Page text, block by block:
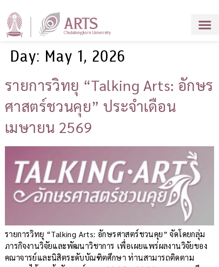
Day: May 1, 2026
รายการวิทยุ “Talking Arts: อักษร
ศาสตร์ชวนคุย” ประจำเดือน
เมษายน 2569
รายการวิทยุ “Talking Arts: อักษรศาสตร์ชวนคุย” จัดโดยกลุ่ม
ภารกิจงานวิจัยและพัฒนาวิชาการ เพื่อเผยแพร่ผลงานวิจัยของ
คณาจารย์และนิสิตระดับบัณฑิตศึกษา ท่านสามารถติดตาม